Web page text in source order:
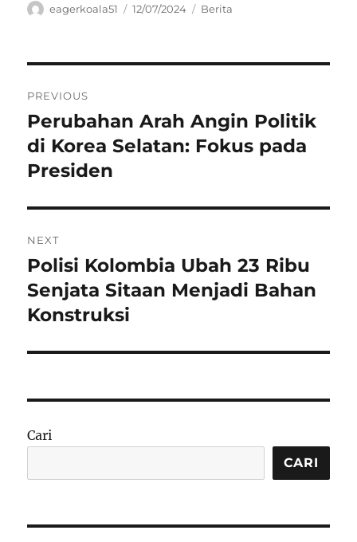
Author
eagerkoala51
Posted
12/07/2024 Categories
Berita
pos
PREVIOUS
Previous
post:
Perubahan Arah Angin Politik
di Korea Selatan: Fokus pada
Presiden
NEXT
Next
post:
Polisi Kolombia Ubah 23 Ribu
Senjata Sitaan Menjadi Bahan
Konstruksi
Cari
CARI